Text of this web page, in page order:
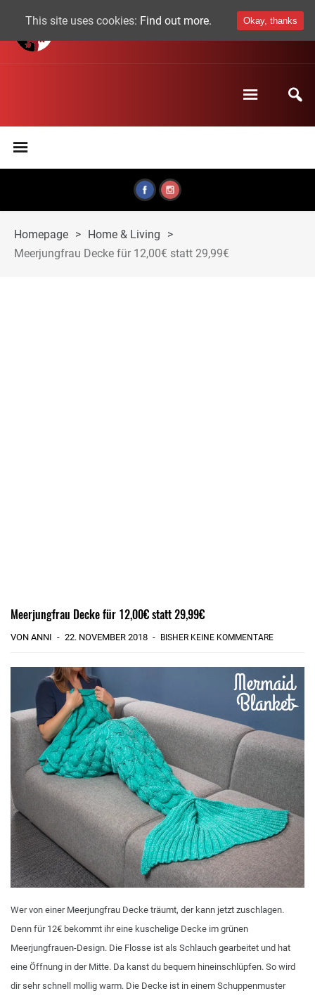
Homepage > Home & Living
>
Meerjungfrau Decke für 12,00€ statt 29,99€
Meerjungfrau Decke für 12,00€ statt 29,99€
VON ANNI 22. NOVEMBER 2018 BISHER KEINE KOMMENTARE
Wer von einer Meerjungfrau Decke träumt, der kann jetzt zuschlagen.
Denn für 12€ bekommt ihr eine kuschelige Decke im grünen
Meerjungfrauen-Design. Die Flosse ist als Schlauch gearbeitet und hat
eine Öffnung in der Mitte. Da kanst du bequem hineinschlüpfen. So wird
dir sehr schnell mollig warm. Die Decke ist in einem Schuppenmuster
This site uses cookies: Find out more. Okay, thanks